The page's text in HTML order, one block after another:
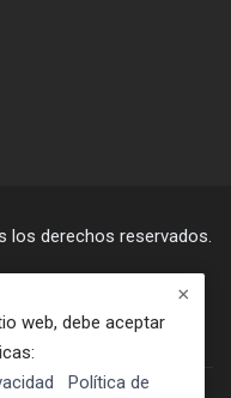
los derechos reservados.
web, debe aceptar
Política de